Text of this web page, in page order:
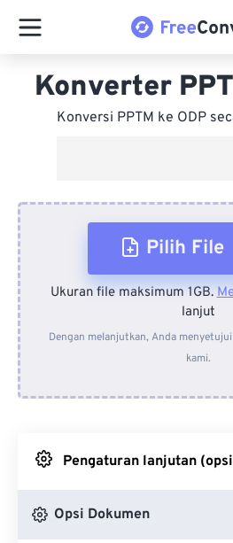
Konverter
Konversi PPTM ke ODP
Pilih File
Dari
Dari Dropbox
Ukuran file maksimum 1GB.
lanjut
Dengan melanjutkan, Anda menyetujui
kami.
Pengaturan lanjutan
Opsi Dokumen